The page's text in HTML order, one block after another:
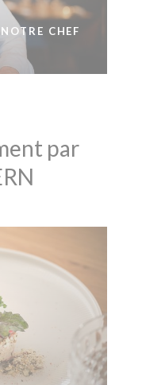
CHEF
par